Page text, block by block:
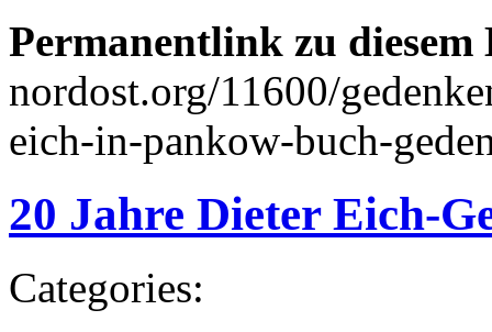
Permanentlink zu
nordost.org/11600/
eich-in-pankow-buch-
20 Jahre Dieter Eich-
Categories: